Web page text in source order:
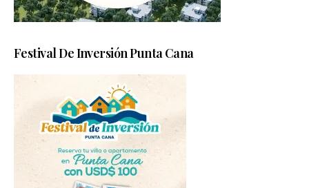
Festival De Inversión Punta Cana